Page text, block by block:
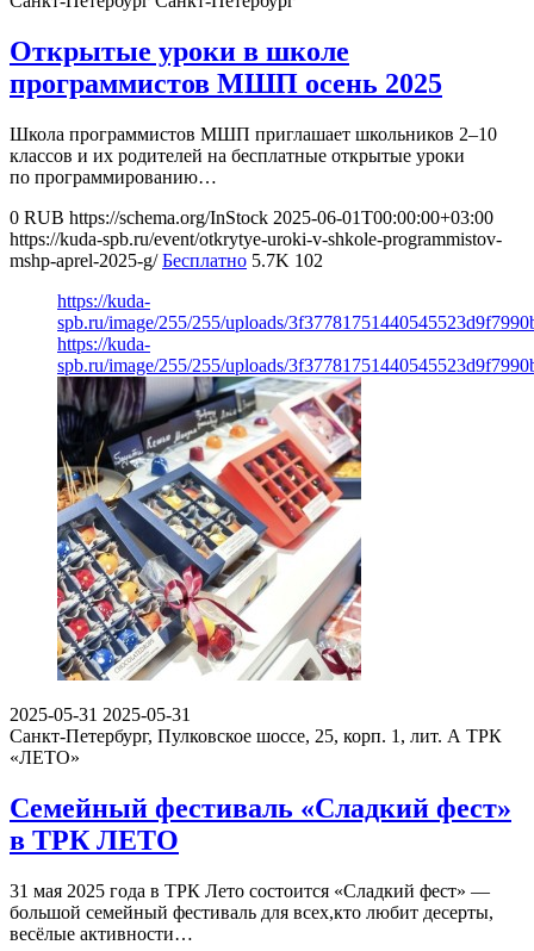
Открытые уроки в школе
программистов МШП осень 2025
Школа программистов МШП приглашает школьников 2–10
классов и их родителей на бесплатные открытые уроки
по программированию…
0 RUB https://schema.org/InStock 2025-06-01T00:00:00+03:00
https://kuda-spb.ru/event/otkrytye-uroki-v-shkole-programmistov-
mshp-aprel-2025-g/ Бесплатно 5.7K 102
https://kuda-
spb.ru/image/255/255/uploads/
https://kuda-
spb.ru/image/255/255/uploads/
2025-05-31 2025-05-31
Санкт-Петербург, Пулковское шоссе, 25, корп. 1, лит. А ТРК
«ЛЕТО»
Семейный фестиваль «Сладкий фест»
в ТРК ЛЕТО
31 мая 2025 года в ТРК Лето состоится «Сладкий фест» —
большой семейный фестиваль для всех,кто любит десерты,
весёлые активности…